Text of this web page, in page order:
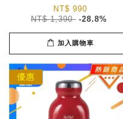
NT$ 990
NT$ 1,390 -28.8%
加入購物車
優惠